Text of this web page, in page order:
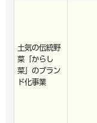
土気の伝統野
菜「からし
菜」のブラン
ド化事業